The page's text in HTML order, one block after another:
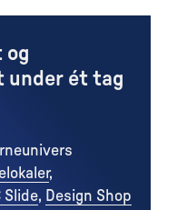
og
ét tag
,
Slide, Design Shop